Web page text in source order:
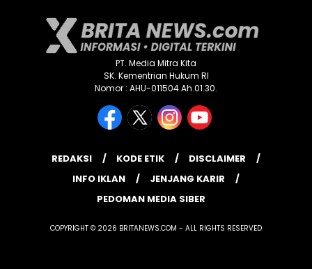
PT. Media Mitra Kita
SK. Kementrian Hukum RI
Nomor : AHU-011504.Ah.01.30.
REDAKSI KODE ETIK
DISCLAIMER
INFO IKLAN
JENJANG KARIR
PEDOMAN MEDIA SIBER
COPYRIGHT © 2026 BRITANEWS.COM - ALL RIGHTS RESERVED